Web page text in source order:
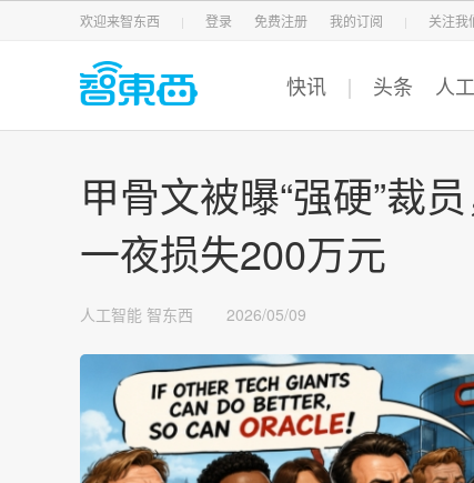
欢迎来智东西 登录 免费注册 我的订阅 关注我
智东西 车东西 芯东西
快讯 头条 人
甲骨文被曝“强硬”裁
一夜损失200万元
人工智能 智东西 2026/05/09